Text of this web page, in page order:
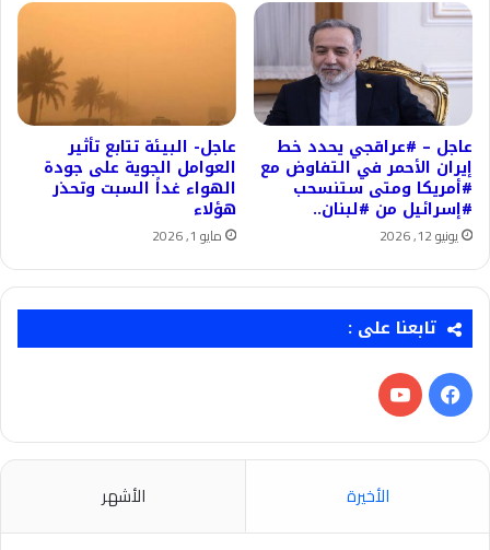
عاجل – #عراقجي يحدد خط
إيران الأحمر في التفاوض مع
#أمريكا ومتى ستنسحب
#إسرائيل من #لبنان..
يونيو 12, 2026
عاجل- البيئة تتابع تأثير
العوامل الجوية على جودة
الهواء غداً السبت وتحذر
هؤلاء
مايو 1, 2026
تابعنا على :
فيسبوك‫YouTube
الأخيرة الأشهر